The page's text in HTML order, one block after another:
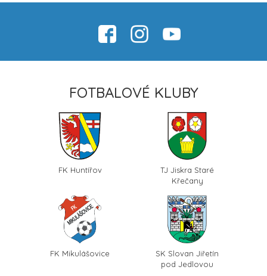
FOTBALOVÉ KLUBY
FK Huntířov
TJ Jiskra Staré
Křečany
FK Mikulášovice
SK Slovan Jiřetín
pod Jedlovou